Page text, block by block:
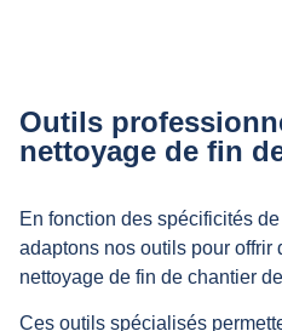
Outils
nettoyage de fin
En fonction des spécificités
adaptons nos outils pour offrir
nettoyage de fin de chantier
Ces outils spécialisés